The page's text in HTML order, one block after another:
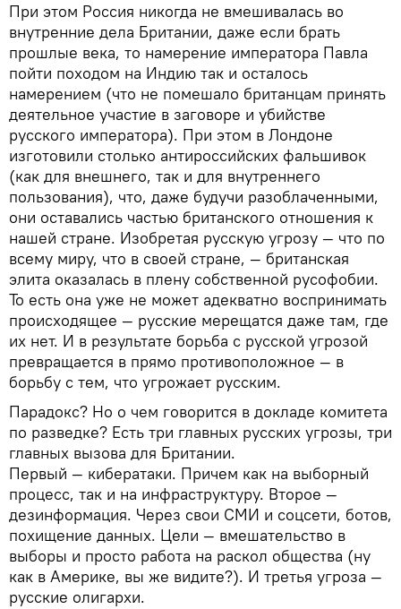
При этом Россия никогда не вмешивалась во
внутренние дела Британии, даже если брать
прошлые века, то намерение императора Павла
пойти походом на Индию так и осталось
намерением (что не помешало британцам принять
деятельное участие в заговоре и убийстве
русского императора). При этом в Лондоне
изготовили столько антироссийских фальшивок
(как для внешнего, так и для внутреннего
пользования), что, даже будучи разоблаченными,
они оставались частью британского отношения к
нашей стране. Изобретая русскую угрозу — что по
всему миру, что в своей стране, — британская
элита оказалась в плену собственной русофобии.
То есть она уже не может адекватно воспринимать
происходящее — русские мерещатся даже там, где
их нет. И в результате борьба с русской угрозой
превращается в прямо противоположное — в
борьбу с тем, что угрожает русским.
Парадокс? Но о чем говорится в докладе комитета
по разведке? Есть три главных русских угрозы, три
главных вызова для Британии.
Первый — кибератаки. Причем как на выборный
процесс, так и на инфраструктуру. Второе —
дезинформация. Через свои СМИ и соцсети, ботов,
похищение данных. Цели — вмешательство в
выборы и просто работа на раскол общества (ну
как в Америке, вы же видите?). И третья угроза —
русские олигархи.